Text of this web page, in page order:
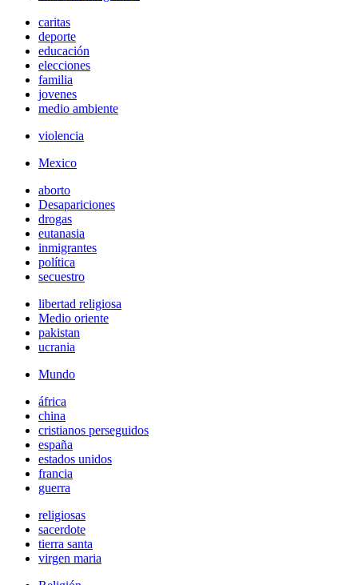
caritas
deporte
educación
elecciones
familia
jovenes
medio ambiente
violencia
Mexico
aborto
Desapariciones
drogas
eutanasia
inmigrantes
política
secuestro
libertad religiosa
Medio oriente
pakistan
ucrania
Mundo
áfrica
china
cristianos perseguidos
españa
estados unidos
francia
guerra
religiosas
sacerdote
tierra santa
virgen maria